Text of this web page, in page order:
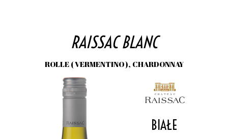
BIAŁE
ROLLE ( VERMENTINO ), CHARDONNAY
RAISSAC BLANC